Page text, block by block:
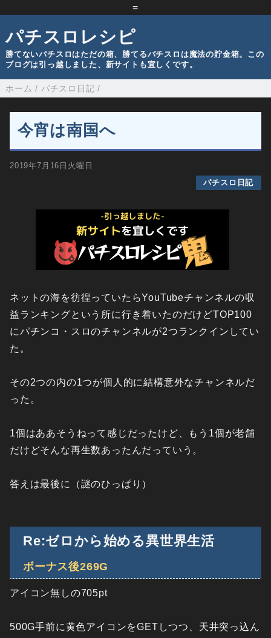
=
パチスロレシピ
勝てないパチスロはただの箱、勝てるパチスロは魔法の貯金箱。この
ブログは引っ越しました、新サイトも宜しくです。
ホーム / パチスロ日記 /
今宵は南国へ
2019年7月16日火曜日
パチスロ日記
ネットの海を彷徨っていたらYouTubeチャンネルの収
益ランキングという所に行き着いたのだけどTOP100
にパチンコ・スロのチャンネルが2つランクインしてい
た。
その2つの内の1つが個人的に結構意外なチャンネルだ
った。
1個はああそうねって感じだったけど、もう1個が老舗
だけどそんな再生数あったんだっていう。
答えは最後に（謎のひっぱり）
Re:ゼロから始める異世界生活
ボーナス後269G
アイコン無しの705pt
500G手前に黄色アイコンをGETしつつ、天井突っ込ん